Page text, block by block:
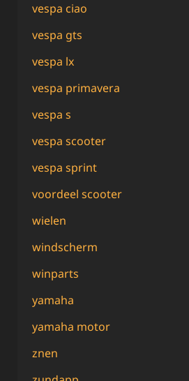
vespa ciao
vespa gts
vespa lx
vespa primavera
vespa s
vespa scooter
vespa sprint
voordeel scooter
wielen
windscherm
winparts
yamaha
yamaha motor
znen